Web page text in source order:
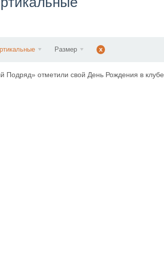
Размер x
Подряд» отметили свой День Рождения в клубе